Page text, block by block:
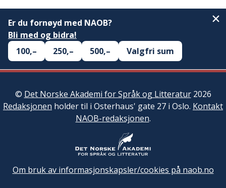
Er du fornøyd med NAOB?
Bli med og bidra!
100,–
250,– 500,– Valgfri sum
© Det Norske Akademi for Språk og Litteratur2026
Redaksjonen holder til i Osterhaus' gate 27 i Oslo. Kontakt
NAOB-redaksjonen.
Om bruk av informasjonskapsler/cookies på naob.no